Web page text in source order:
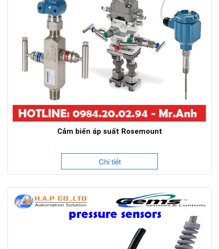
Cảm biến áp suất Rosemount
Chi tiết